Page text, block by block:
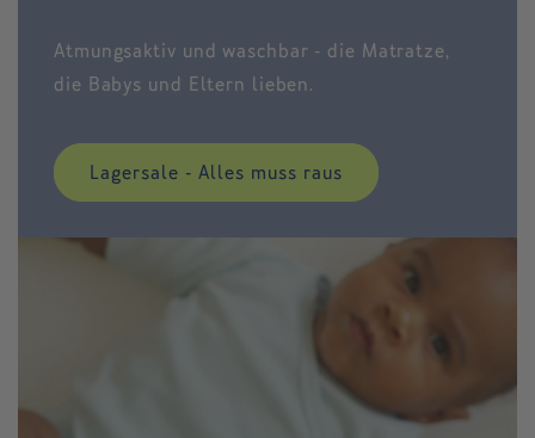
Atmungsaktiv und waschbar - die Matratze,
die Babys und Eltern lieben.
Lagersale - Alles muss raus